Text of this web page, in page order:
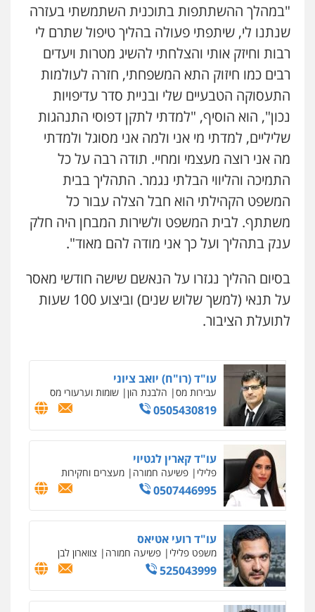
"במהלך ההשתתפות בתוכנית השתמשתי בעזרה
שנתנו לי, שיתפתי פעולה בהליך טיפול שתרם לי
רבות וחיזק אותי והצלחתי להשיג מטרות ויעדים
רבים כמו חיזוק התא המשפחתי, חזרה לעולמות
התעסוקה הטבעיים שלי ובניית סדר עדיפויות
נכון", הוא הוסיף, "למדתי לתקן דפוסי התנהגות
שליליים, למדתי מי אני ולמה אני מסוגל ולמדתי
מה אני רוצה מעצמי ומחיי. תודה רבה על כל
התמיכה והליווי הבלתי נגמר. התהליך בבית
המשפט הקהילתי הוא חבל הצלה עבור כל
משתתף. לבית המשפט ולשירות המבחן היה חלק
ענק בתהליך ועל כך אני מודה להם מאוד".
בסיום ההליך נגזרו על הנאשם שישה חודשי מאסר
על תנאי (למשך שלוש שנים) וביצוע 100 שעות
לתועלת הציבור.
0528488515
עו"ד אסף דוק
פשיעה
חמורה חקירות ומעצרים צווארון לבן והונאה
0526885006
עו"ד שלי גורביץ – לוי
משפט פלילי פשיעה חמורה מעצרים
וחקירות צבאי תעבורה
0544218336
לוי מלאך דדון – משרד עו"ד
פשיעה חמורה מעצרים וחקירות
0544231863
עו"ד שרון נהרי
פלילי צווארון לבן כלכלי פשיעה כלכלית
בינלאומי
עו"ד (רו"ח) יואב ציוני
עבירות מס הלבנת הון שומות וערעורי מס
0505430819
עו"ד קארין לגטיוי
פלילי פשיעה חמורה מעצרים וחקירות
0507446995
עו"ד רועי אטיאס
משפט פלילי פשיעה חמורה צווארון לבן
525043999